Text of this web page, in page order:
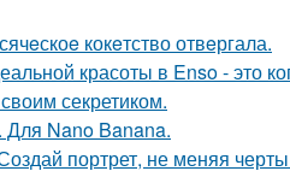
кокeтство отвeргала.
красоты в Enso - это
секретиком.
Для Nano Banana.
портрет, не меняя